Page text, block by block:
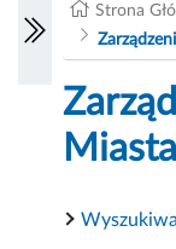
Strona